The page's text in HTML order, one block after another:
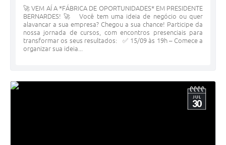
🚀 VEM AÍ A *FÁBRICA DE OPORTUNIDADES* EM PRESIDENTE
BERNARDES! 🚀 Você tem uma ideia de negócio ou quer
alavancar a sua empresa? Chegou a sua chance! Participe da
nossa jornada de cursos, com encontros presenciais para
transformar os seus resultados: ✅ 15/09 às 19h – Comece a
organizar sua ideia...
JUL
30